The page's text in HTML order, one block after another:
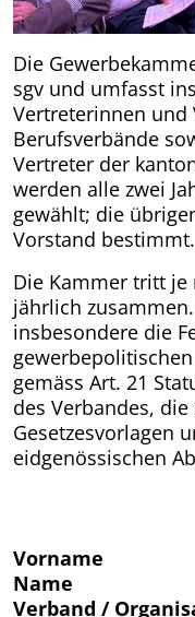
Die
sgv und umfasst
Vertreterinnen und
Berufsverbände
Vertreter der
werden alle zwei
gewählt; die
Vorstand bestimmt.
Die Kammer tritt je
jährlich
insbesondere die
gemäss Art. 21
des Verbandes,
Gesetzesvorlagen
eidgenössischen
Vorname
Name
Verband /